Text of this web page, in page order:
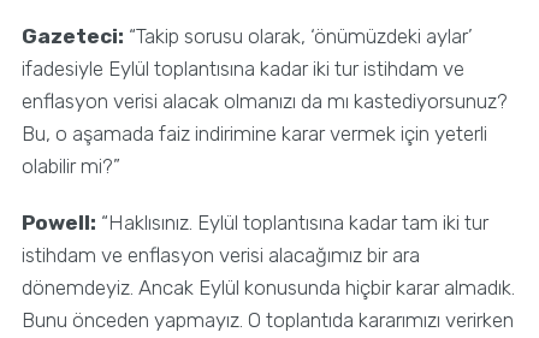
Gazeteci: “Takip sorusu olarak, ‘önümüzdeki aylar’
ifadesiyle Eylül toplantısına kadar iki tur istihdam ve
enflasyon verisi alacak olmanızı da mı kastediyorsunuz?
Bu, o aşamada faiz indirimine karar vermek için yeterli
olabilir mi?”
Powell: “Haklısınız. Eylül toplantısına kadar tam iki tur
istihdam ve enflasyon verisi alacağımız bir ara
dönemdeyiz. Ancak Eylül konusunda hiçbir karar almadık.
Bunu önceden yapmayız. O toplantıda kararımızı verirken